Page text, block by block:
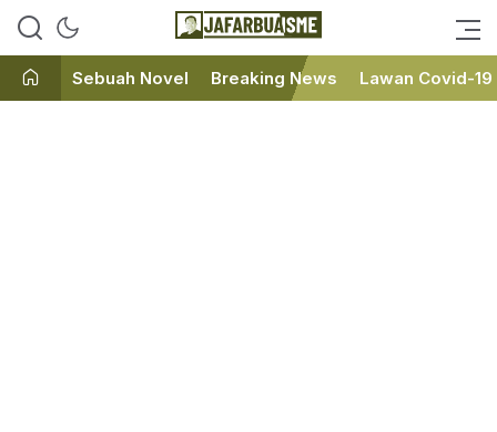
JafarBua
Ini bukan Media Online, Ini
Sebuah Novel Breaking News Lawan Covid-19